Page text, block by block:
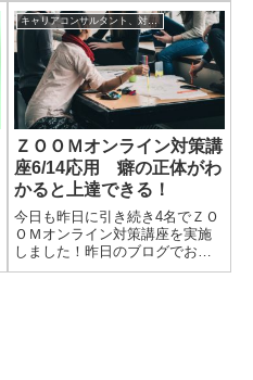
法であっているんだろうか、と
不安になるかと思います。キャ
リア・カウンセリング（ここで
はキャリアコンサルティングも
同じ扱いで話をす...
キャリアコンサルタント、対人支援に役立つ小話
ＺＯＯＭオンライン対策講
座6/14応用 癖の正体がわ
かると上達できる！
今日も昨日に引き続き4名でＺＯ
ＯＭオンライン対策講座を実施
しました！昨日のブログでお伝
えしたのですが、ロープレ面接